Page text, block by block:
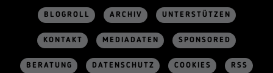
BLOGROLL ARCHIV UNTERSTÜTZEN
KONTAKT MEDIADATEN SPONSORED
BERATUNG DATENSCHUTZ COOKIES RSS